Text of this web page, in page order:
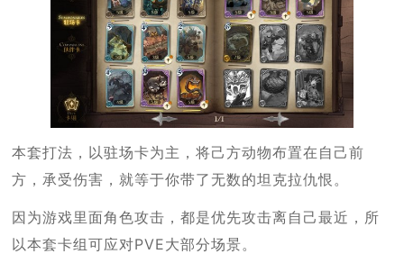
本套打法，以驻场卡为主，将己方动物布置在自己前
方，承受伤害，就等于你带了无数的坦克拉仇恨。
因为游戏里面角色攻击，都是优先攻击离自己最近，所
以本套卡组可应对PVE大部分场景。